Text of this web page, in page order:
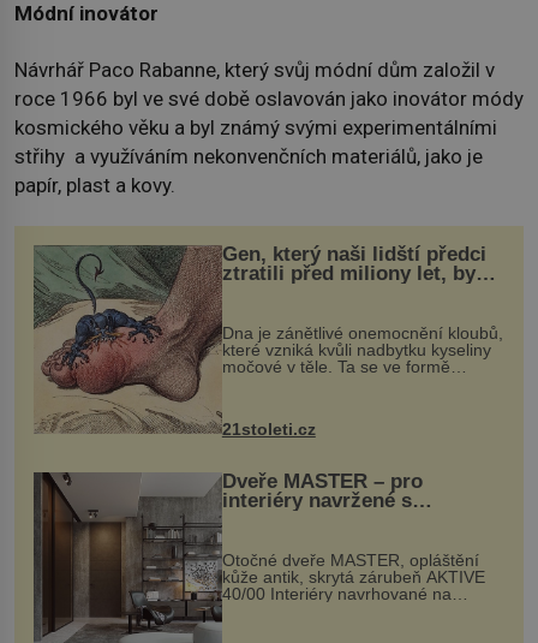
Módní inovátor
Návrhář Paco Rabanne, který svůj módní dům založil v
roce 1966 byl ve své době oslavován jako inovátor módy
kosmického věku a byl známý svými experimentálními
střihy a využíváním nekonvenčních materiálů, jako je
papír, plast a kovy.
Gen, který naši lidští předci
ztratili před miliony let, by
mohl pomoci s léčbou
„nemoci králů“
Dna je zánětlivé onemocnění kloubů,
které vzniká kvůli nadbytku kyseliny
močové v těle. Ta se ve formě
nohou, a způsobuje bole...
21stoleti.cz
Dveře MASTER – pro
interiéry navržené s
rozumem i vášní!
Otočné dveře MASTER, opláštění
kůže antik, skrytá zárubeň AKTIVE
40/00 Interiéry navrhované na
zakázku často vyžadují atypické
rozměry nejen nábytku, ale i